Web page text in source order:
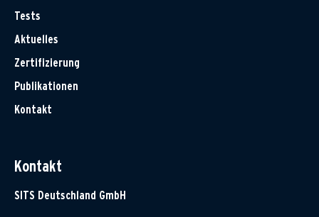
Tests
Aktuelles
Zertifizierung
Publikationen
Kontakt
Kontakt
SITS Deutschland GmbH